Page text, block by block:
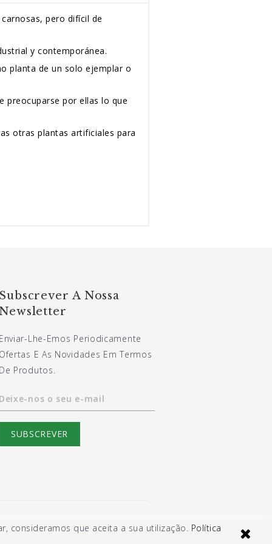
pero difícil de
y contemporánea.
planta de un solo ejemplar o
preocuparse por ellas lo que
otras plantas artificiales para
Subscrever A Nossa
Newsletter
Enviar-Lhe-Emos Periodicamente
Ofertas E As Novidades Em Termos
De Produtos.
Deixe-nos o seu e-mail
consideramos que aceita a sua utilização. Política